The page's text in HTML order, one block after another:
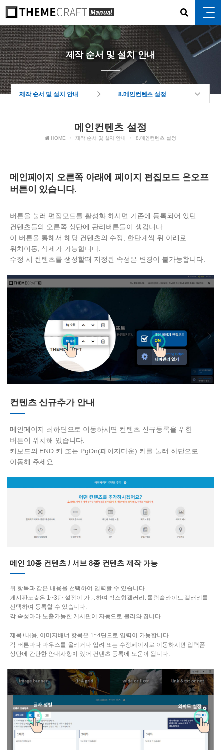
제작 순서 및 설치 안내
제작 순서 및 설치 안내 8.메인컨텐츠 설정
메인컨텐츠 설정
HOME 제작 순서 및 설치 안내 8.메인컨텐츠 설정
메인페이지 오른쪽 아래에 페이지 편집모드 온오프
버튼이 있습니다.
버튼을 눌러 편집모드를 활성화 하시면 기존에 등록되어 있던
컨텐츠들의 오른쪽 상단에 관리버튼들이 생깁니다.
이 버튼을 통해서 해당 컨텐츠의 수정, 한단계씩 위 아래로
위치이동, 삭제가 가능합니다.
수정 시 컨텐츠를 생성할때 지정된 속성은 변경이 불가능합니다.
컨텐츠 신규추가 안내
메인페이지 최하단으로 이동하시면 컨텐츠 신규등록을 위한
버튼이 위치해 있습니다.
키보드의 END 키 또는 PgDn(페이지다운) 키를 눌러 하단으로
이동해 주세요.
메인 10종 컨텐츠 / 서브 8종 컨텐츠 제작 가능
위 항목과 같은 내용을 선택하여 입력할 수 있습니다.
게시판노출은 1~3단 설정이 가능하며 박스형갤러리, 롤링슬라이드 갤러리를
선택하여 등록할 수 있습니다.
각 속성마다 노출가능한 게시판이 자동으로 불러와 집니다.
제목+내용, 이미지배너 항목은 1~4단으로 입력이 가능합니다.
각 버튼마다 마우스를 올리거나 입려 또는 수정페이지로 이동하시면 입력폼
상단에 간단한 안내사항이 있어 컨텐츠 등록에 도움이 됩니다.